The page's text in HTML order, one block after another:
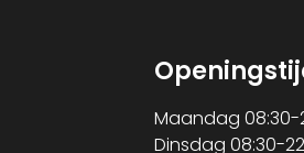
Maandag 08:30-
Dinsdag 08:30-